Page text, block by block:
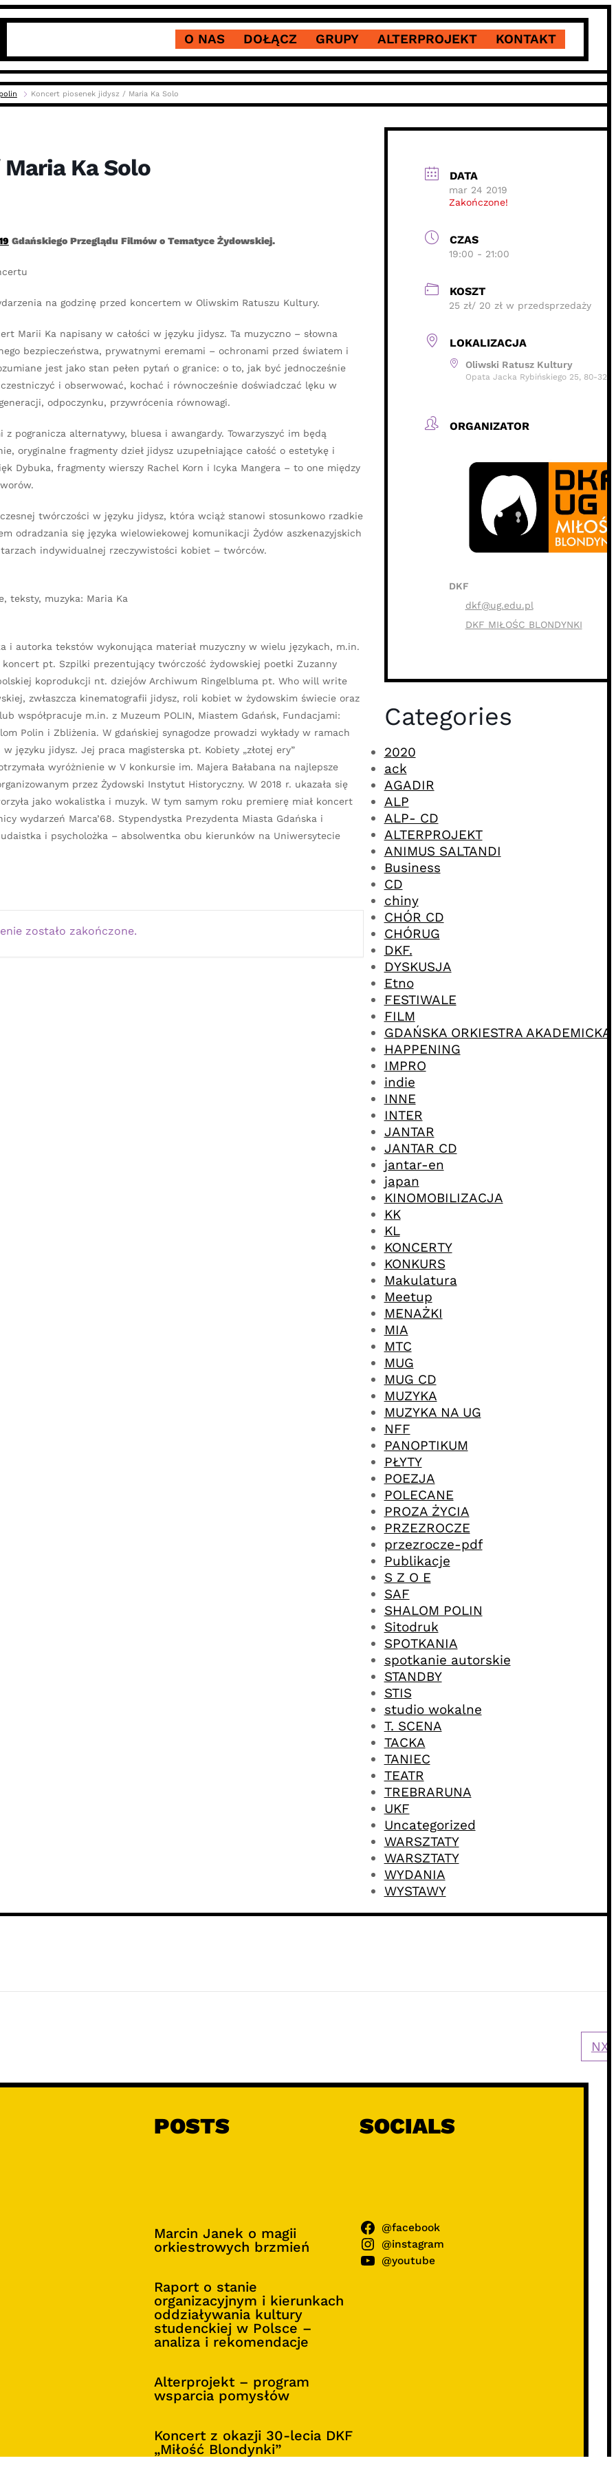
O NAS DOŁĄCZ GRUPY ALTERPROJEKT KONTAKT
Koncert piosenek jidysz / Maria Ka Solo
Ka Solo
Gdańskiego Przeglądu Filmów o Tematyce Żydowskiej.
na godzinę przed koncertem w Oliwskim Ratuszu Kultury.
bezpieczeństwa, prywatnymi eremami – ochronami przed światem i
jest jako stan pełen pytań o granice: o to, jak być jednocześnie
i obserwować, kochać i równocześnie doświadczać lęku w
odpoczynku, przywrócenia równowagi.
pogranicza alternatywy, bluesa i awangardy. Towarzyszyć im będą
oryginalne fragmenty dzieł jidysz uzupełniające całość o estetykę i
Dybuka, fragmenty wierszy Rachel Korn i Icyka Mangera – to one między
twórczości w języku jidysz, która wciąż stanowi stosunkowo rzadkie
odradzania się języka wielowiekowej komunikacji Żydów aszkenazyjskich
indywidualnej rzeczywistości kobiet – twórców.
teksty, muzyka: Maria Ka
i autorka tekstów wykonująca materiał muzyczny w wielu językach, m.in.
pt. Szpilki prezentujący twórczość żydowskiej poetki Zuzanny
koprodukcji nt. dziejów Archiwum Ringelbluma pt. Who will write
zwłaszcza kinematografii jidysz, roli kobiet w żydowskim świecie oraz
współpracuje m.in. z Muzeum POLIN, Miastem Gdańsk, Fundacjami:
Polin i Zbliżenia. W gdańskiej synagodze prowadzi wykłady w ramach
języku jidysz. Jej praca magisterska pt. Kobiety „złotej ery”
wyróżnienie w V konkursie im. Majera Bałabana na najlepsze
przez Żydowski Instytut Historyczny. W 2018 r. ukazała się
jako wokalistka i muzyk. W tym samym roku premierę miał koncert
wydarzeń Marca’68. Stypendystka Prezydenta Miasta Gdańska i
i psycholożka – absolwentka obu kierunków na Uniwersytecie
zostało zakończone.
DATA
mar 24 2019
Zakończone!
CZAS
19:00 - 21:00
KOSZT
25 zł/ 20 zł w przedsprzedaży
LOKALIZACJA
Oliwski Ratusz Kultury
Opata Jacka Rybińskiego 25, 80-320
ORGANIZATOR
DKF
dkf@ug.edu.pl
DKF MIŁOŚC BLONDYNKI
Categories
2020
ack
AGADIR
ALP
ALP- CD
ALTERPROJEKT
ANIMUS SALTANDI
Business
CD
chiny
CHÓR CD
CHÓRUG
DKF.
DYSKUSJA
Etno
FESTIWALE
FILM
GDAŃSKA ORKIESTRA AKADEMICKA
HAPPENING
IMPRO
indie
INNE
INTER
JANTAR
JANTAR CD
jantar-en
japan
KINOMOBILIZACJA
KK
KL
KONCERTY
KONKURS
Makulatura
Meetup
MENAŻKI
MIA
MTC
MUG
MUG CD
MUZYKA
MUZYKA NA UG
NFF
PANOPTIKUM
PŁYTY
POEZJA
POLECANE
PROZA ŻYCIA
PRZEZROCZE
przezrocze-pdf
Publikacje
S Z O E
SAF
SHALOM POLIN
Sitodruk
SPOTKANIA
spotkanie autorskie
STANDBY
STIS
studio wokalne
T. SCENA
TACKA
TANIEC
TEATR
TREBRARUNA
UKF
Uncategorized
WARSZTATY
WARSZTATY
WYDANIA
WYSTAWY
POSTS
Marcin Janek o magii
orkiestrowych brzmień
Raport o stanie
organizacyjnym i kierunkach
oddziaływania kultury
studenckiej w Polsce –
analiza i rekomendacje
Alterprojekt – program
wsparcia pomysłów
Koncert z okazji 30-lecia DKF
„Miłość Blondynki”
SOCIALS
@facebook
@instagram
@youtube